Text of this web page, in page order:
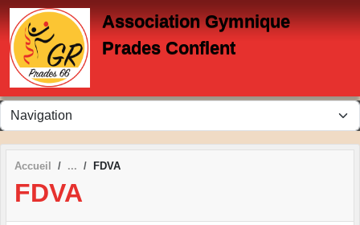
Association Gymnique
Prades Conflent
Accueil FDVA
FDVA
Panneau de gestion des cookies